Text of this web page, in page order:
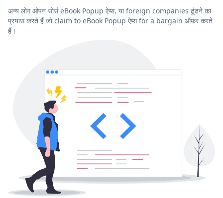
अन्य लोग ओपन सोर्स eBook Popup ऐप्स, या foreign companies ढूंढने का
प्रयास करते हैं जो claim to eBook Popup ऐप्स for a bargain ऑफ़र करते
हैं।